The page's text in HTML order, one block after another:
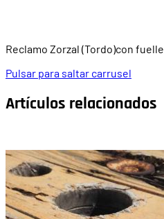
Reclamo Zorzal (Tordo)con
Pulsar para saltar carrusel
Artículos relacionados